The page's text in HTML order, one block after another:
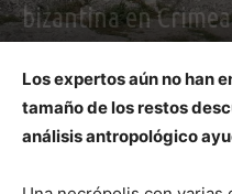
bizantina en Crimea
Los expertos aún no han
tamaño de los restos
análisis antropológico